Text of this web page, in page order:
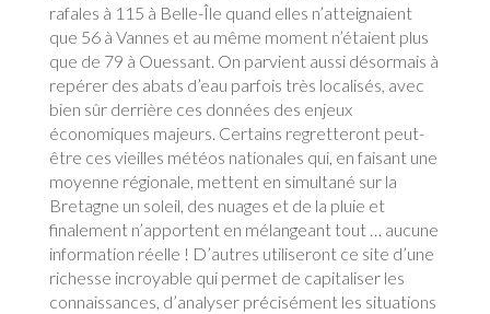
rafales à 115 à Belle-Île quand elles n’atteignaient
que 56 à Vannes et au même moment n’étaient plus
que de 79 à Ouessant. On parvient aussi désormais à
repérer des abats d’eau parfois très localisés, avec
bien sûr derrière ces données des enjeux
économiques majeurs. Certains regretteront peut-
être ces vieilles météos nationales qui, en faisant une
moyenne régionale, mettent en simultané sur la
Bretagne un soleil, des nuages et de la pluie et
finalement n’apportent en mélangeant tout … aucune
information réelle ! D’autres utiliseront ce site d’une
richesse incroyable qui permet de capitaliser les
connaissances, d’analyser précisément les situations